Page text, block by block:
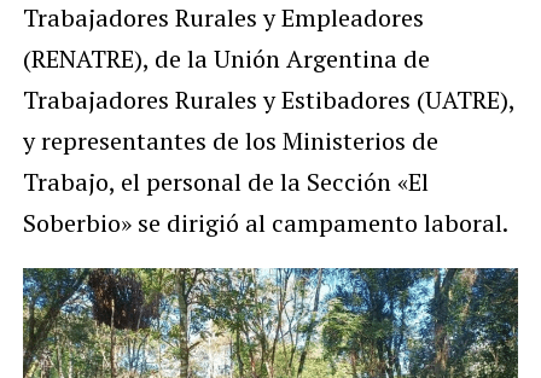
Trabajadores Rurales y Empleadores
(RENATRE), de la Unión Argentina de
Trabajadores Rurales y Estibadores (UATRE),
y representantes de los Ministerios de
Trabajo, el personal de la Sección «El
Soberbio» se dirigió al campamento laboral.